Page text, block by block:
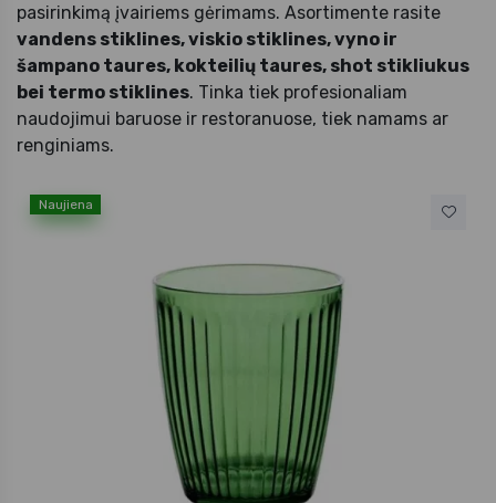
pasirinkimą įvairiems gėrimams. Asortimente rasite
vandens stiklines, viskio stiklines, vyno ir
šampano taures, kokteilių taures, shot stikliukus
bei termo stiklines. Tinka tiek profesionaliam
naudojimui baruose ir restoranuose, tiek namams ar
renginiams.
Naujiena